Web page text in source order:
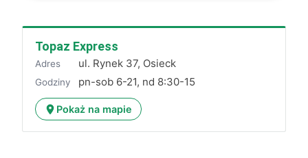
Topaz Express
Adres ul. Rynek 37, Osieck
Godziny pn-sob 6-21, nd 8:30-15
Pokaż na mapie